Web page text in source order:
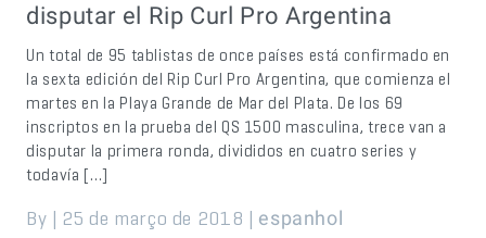
disputar el Rip Curl Pro Argentina
Un total de 95 tablistas de once países está confirmado en
la sexta edición del Rip Curl Pro Argentina, que comienza el
martes en la Playa Grande de Mar del Plata. De los 69
inscriptos en la prueba del QS 1500 masculina, trece van a
disputar la primera ronda, divididos en cuatro series y
todavía […]
By | 25 de março de 2018 | espanhol